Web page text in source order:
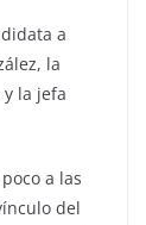
a
la
y la jefa
a las
del